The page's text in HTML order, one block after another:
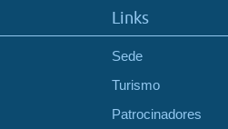
Links
Sede
Turismo
Patrocinadores